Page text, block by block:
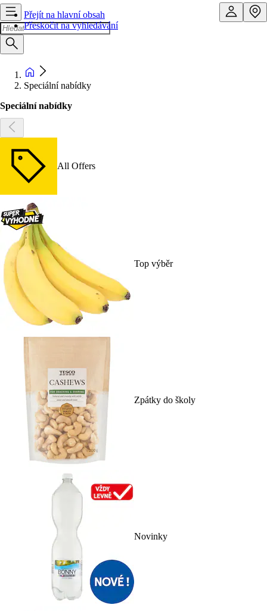
Přejít na hlavní obsah
Přeskočit na vyhledávání
Speciální nabídky
Speciální nabídky
All Offers
Top výběr
Zpátky do školy
Novinky